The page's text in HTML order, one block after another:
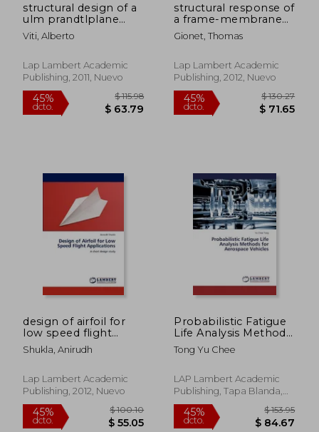
45%
dcto.
structural design of a
ulm prandtlplane
wing system (en
Inglés)
Viti, Alberto
Lap Lambert Academic
Publishing, 2011, Nuevo
structural response of
a frame-membrane
lunar habitat (en
Inglés)
Gionet, Thomas
Lap Lambert Academic
Publishing, 2012, Nuevo
design of airfoil for
low speed flight
applications (en
Inglés)
Shukla, Anirudh
Lap Lambert Academic
Publishing, 2012, Nuevo
Probabilistic Fatigue
Life Analysis Methods
for Aerospace
Vehicles
Tong Yu Chee
LAP Lambert Academic
Publishing, Tapa Blanda,
Nuevo